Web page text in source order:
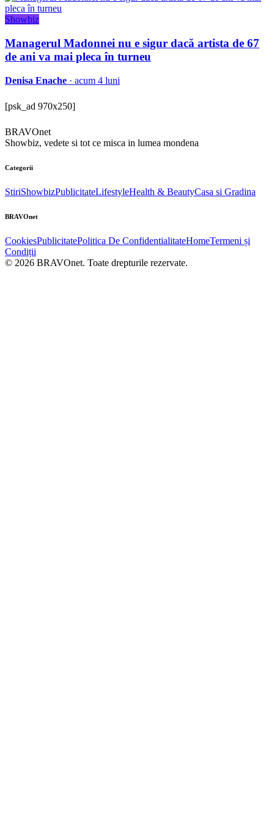
Showbiz
Managerul Madonnei nu e sigur dacă artista de 67
de ani va mai pleca în turneu
Denisa Enache · acum 4 luni
[psk_ad 970x250]
BRAVOnet
Showbiz, vedete si tot ce misca in lumea mondena
Categorii
StiriShowbizPublicitateLifestyleHealth & BeautyCasa si Gradina
BRAVOnet
CookiesPublicitatePolitica De ConfidentialitateHomeTermeni și
Condiții
© 2026 BRAVOnet. Toate drepturile rezervate.